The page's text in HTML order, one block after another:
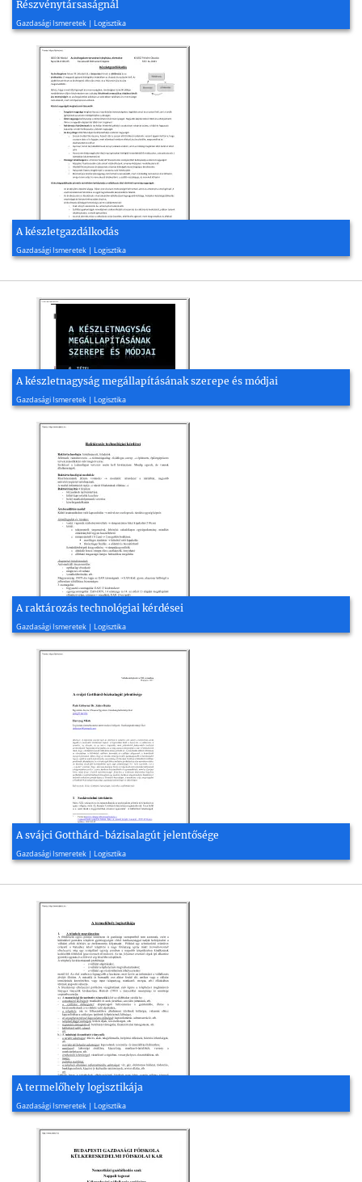
Részvénytársaságnál
Gazdasági Ismeretek | Logisztika
2005, 5 oldal
A készletgazdálkodás
Gazdasági Ismeretek | Logisztika
2010, 4 oldal
A készletnagyság megállapításának szerepe és módjai
Gazdasági Ismeretek | Logisztika
2012, 23 oldal
A raktározás technológiai kérdései
Gazdasági Ismeretek | Logisztika
2004, 8 oldal
A svájci Gotthárd-bázisalagút jelentősége
Gazdasági Ismeretek | Logisztika
2017, 17 oldal
A termelőhely logisztikája
Gazdasági Ismeretek | Logisztika
2004, 60 oldal